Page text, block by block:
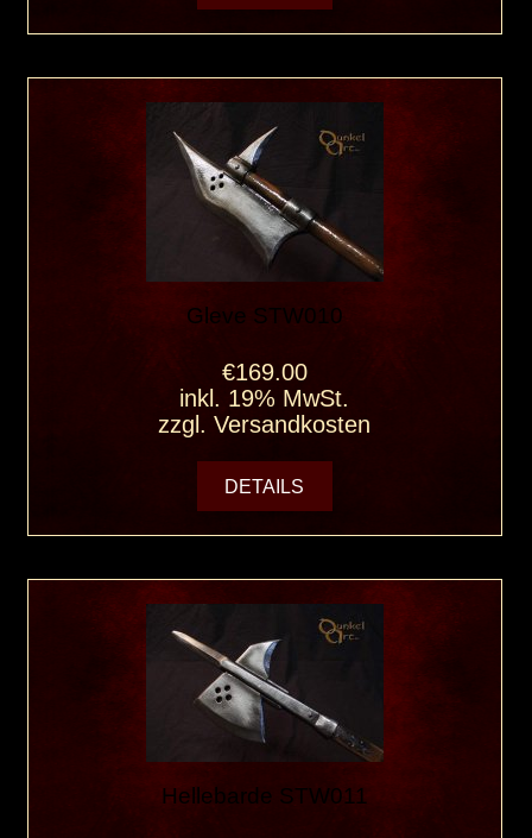
Gleve STW010
€169.00
inkl. 19% MwSt.
zzgl.Versandkosten
DETAILS
Hellebarde STW011